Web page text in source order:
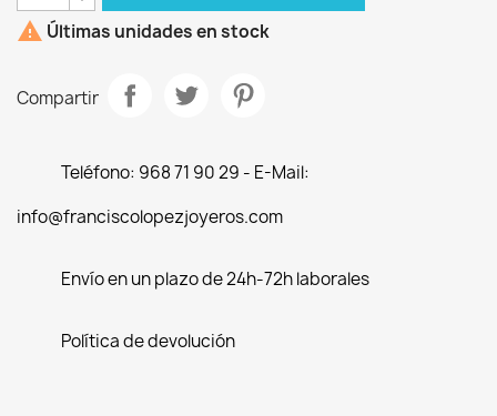
 Últimas unidades en stock
Compartir
Teléfono: 968 71 90 29 - E-Mail:
info@franciscolopezjoyeros.com
Envío en un plazo de 24h-72h laborales
Política de devolución